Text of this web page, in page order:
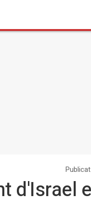
d'Israel